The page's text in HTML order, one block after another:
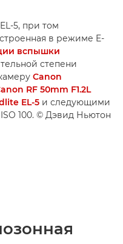
5, при том
в режиме E-
вспышки
степени
Canon
RF 50mm F1.2L
EL-5 и следующими
100. © Дэвид Ньютон